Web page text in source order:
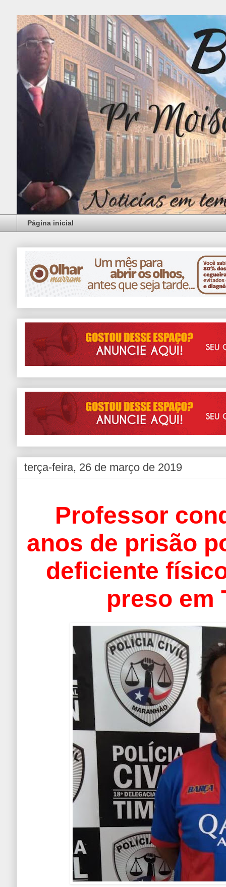
Página inicial
terça-feira, 26 de março de 2019
Professor
anos de prisão
deficiente
preso em